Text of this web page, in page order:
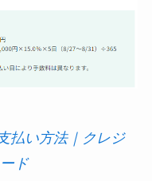
払い方法｜クレジ
ド